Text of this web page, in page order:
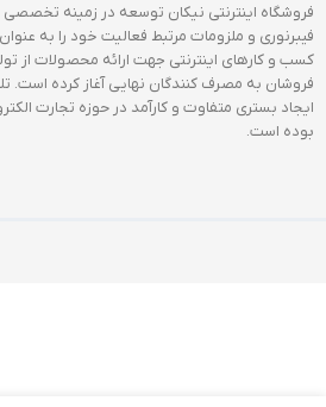
فروشگاه اینترنتی نیکان توسعه در زمینه تخصصی
فیبرنوری و ملزومات مرتبط فعالیت خود را به
کسب و کارهای اینترنتی جهت ارائه محصولات از
فروشان به مصرف کنندگان نهایی آغاز کرده است.
ایجاد بستری متفاوت و کارآمد در حوزه تجارت
بوده است.